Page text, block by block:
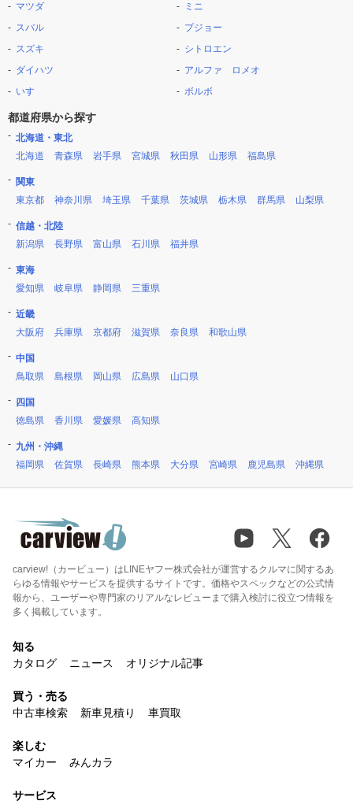
マツダ
スバル
スズキ
ダイハツ
いすゞ
ミニ
プジョー
シトロエン
アルファ ロメオ
ボルボ
都道府県から探す
北海道・東北
北海道
青森県 岩手県 宮城県 秋田県 山形県 福島県
関東
東京都
神奈川県 埼玉県 千葉県 茨城県 栃木県 群馬県 山梨県
信越・北陸
新潟県
長野県 富山県 石川県 福井県
東海
愛知県
岐阜県 静岡県 三重県
近畿
大阪府
兵庫県 京都府 滋賀県 奈良県 和歌山県
中国
鳥取県
島根県 岡山県 広島県 山口県
四国
徳島県
香川県 愛媛県 高知県
九州・沖縄
福岡県
佐賀県 長崎県 熊本県 大分県 宮崎県 鹿児島県 沖縄県
carview!（カービュー）はLINEヤフー株式会社が運営するクルマに関するあ
らゆる情報やサービスを提供するサイトです。価格やスペックなどの公式情
報から、ユーザーや専門家のリアルなレビューまで購入検討に役立つ情報を
多く掲載しています。
知る
カタログ
ニュース オリジナル記事
買う・売る
中古車検索
新車見積り 車買取
楽しむ
マイカー
みんカラ
サービス